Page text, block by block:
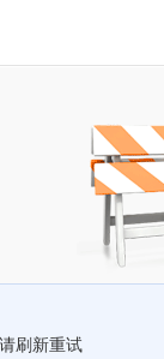
刷新重试